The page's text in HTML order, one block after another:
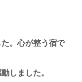
。心が整う宿で
しました。